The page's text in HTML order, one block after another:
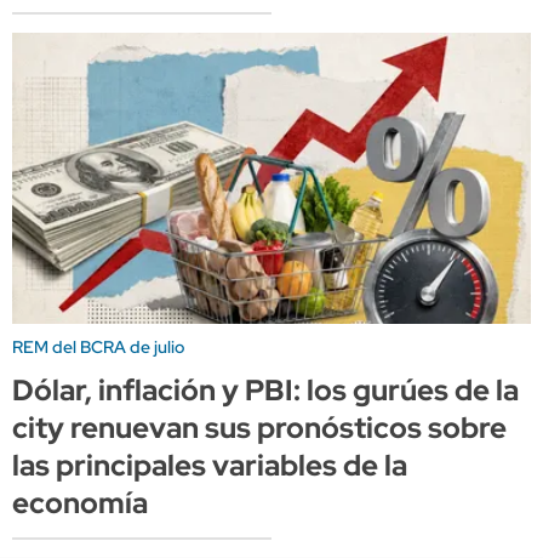
REM del BCRA de julio
Dólar, inflación y PBI: los gurúes de la
city renuevan sus pronósticos sobre
las principales variables de la
economía